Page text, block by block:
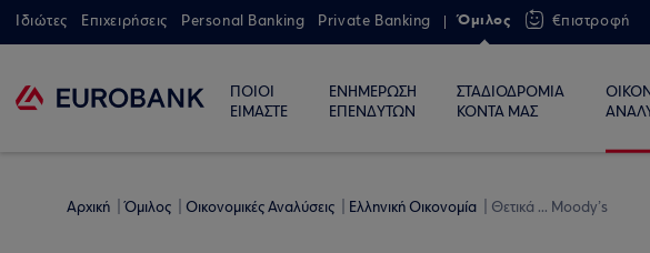
Ιδιώτες Επιχειρήσεις Personal Banking Private Banking Όμιλος €πιστροφή
ΠΟΙΟΙ
ΕΙΜΑΣΤΕ
ΕΝΗΜΕΡΩΣΗ
ΕΠΕΝΔΥΤΩΝ
ΣΤΑΔΙΟΔΡΟΜΙΑ
ΚΟΝΤΑ ΜΑΣ
Αρχική Όμιλος Οικονομικές Αναλύσεις Ελληνική Οικονομία Θετικά ... Moody’s